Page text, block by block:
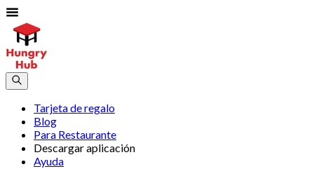
Tarjeta de regalo
Blog
Para Restaurante
Descargar aplicación
Ayuda